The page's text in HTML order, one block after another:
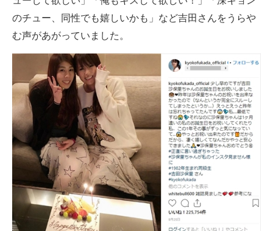
のチュー、同性でも嬉しいかも」など吉田さんをうらや
む声があがっていました。